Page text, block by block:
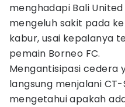
menghadapi Bali
mengeluh sakit pada
kabur, usai kepalanya
pemain Borneo FC.
Mengantisipasi cedera
langsung menjalani
mengetahui apakah